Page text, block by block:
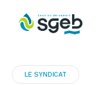
LE SYNDICAT